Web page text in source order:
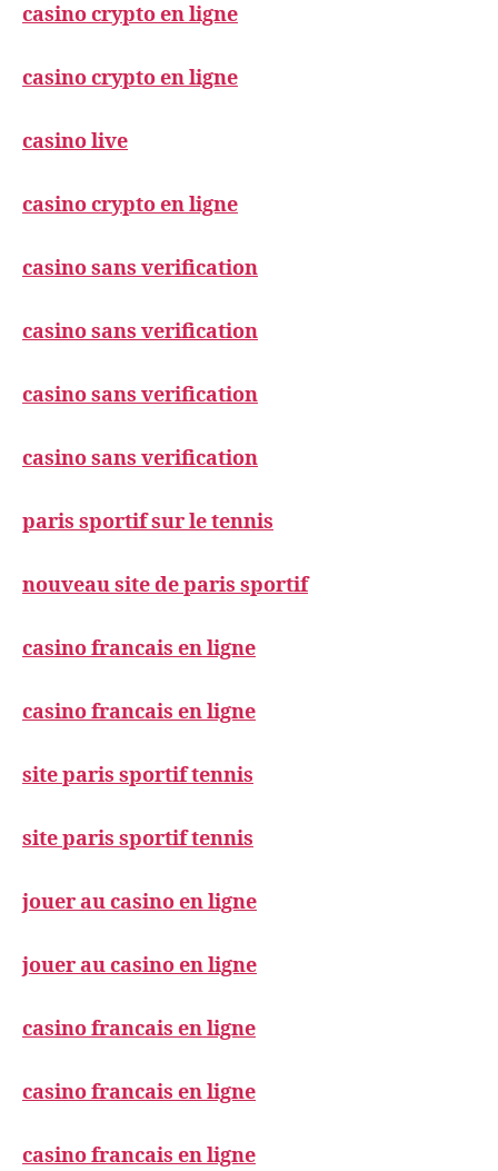
casino crypto en ligne
casino crypto en ligne
casino live
casino crypto en ligne
casino sans verification
casino sans verification
casino sans verification
casino sans verification
paris sportif sur le tennis
nouveau site de paris sportif
casino francais en ligne
casino francais en ligne
site paris sportif tennis
site paris sportif tennis
jouer au casino en ligne
jouer au casino en ligne
casino francais en ligne
casino francais en ligne
casino francais en ligne